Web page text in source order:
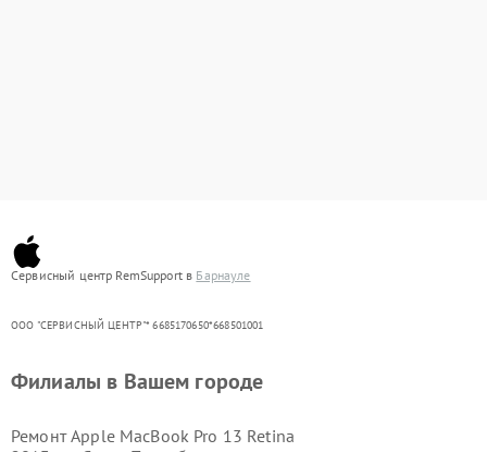
Сервисный центр RemSupport в Барнауле
ООО "СЕРВИСНЫЙ ЦЕНТР"* 6685170650*668501001
Филиалы в Вашем городе
Ремонт Apple MacBook Pro 13 Retina